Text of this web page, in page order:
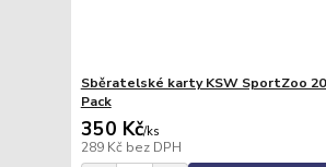
Sběratelské karty KSW SportZoo
Pack
350 Kč/ks
289 Kč bez DPH